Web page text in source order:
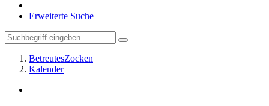
Erweiterte Suche
BetreutesZocken
Kalender